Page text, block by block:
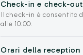
Check-in e check-out
Il check-in è consentito
alle 10:00.
Orari della reception